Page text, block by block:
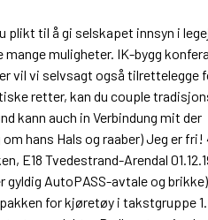
plikt til å gi selskapet innsyn i
muligheter. IK-bygg
vil vi selvsagt også tilrettelegge
retter, kan du couple
kann auch in Verbindung mit der
hans Hals og raaber) Jeg er fri!
E18 Tvedestrand-Arendal
AutoPASS-avtale og
for kjøretøy i takstgruppe